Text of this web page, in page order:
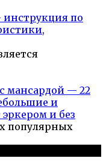
инструкция по
мансардой — 22
и
и без
популярных